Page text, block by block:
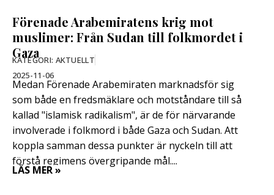
Förenade Arabemiratens krig mot
muslimer: Från Sudan till folkmordet i
Gaza
KATEGORI: AKTUELLT
2025-11-06
Medan Förenade Arabemiraten marknadsför sig
som både en fredsmäklare och motståndare till så
kallad "islamisk radikalism", är de för närvarande
involverade i folkmord i både Gaza och Sudan. Att
koppla samman dessa punkter är nyckeln till att
förstå regimens övergripande mål....
LÄS MER »